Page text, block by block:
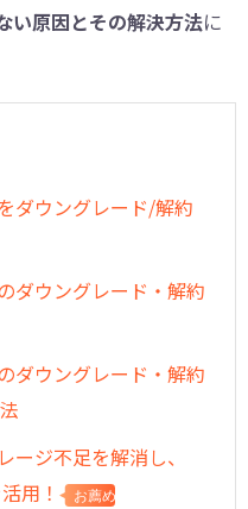
い原因とその解決方法に
ダウングレード/解約
ダウングレード・解約
ダウングレード・解約
ジ不足を解消し、
用！
お薦め